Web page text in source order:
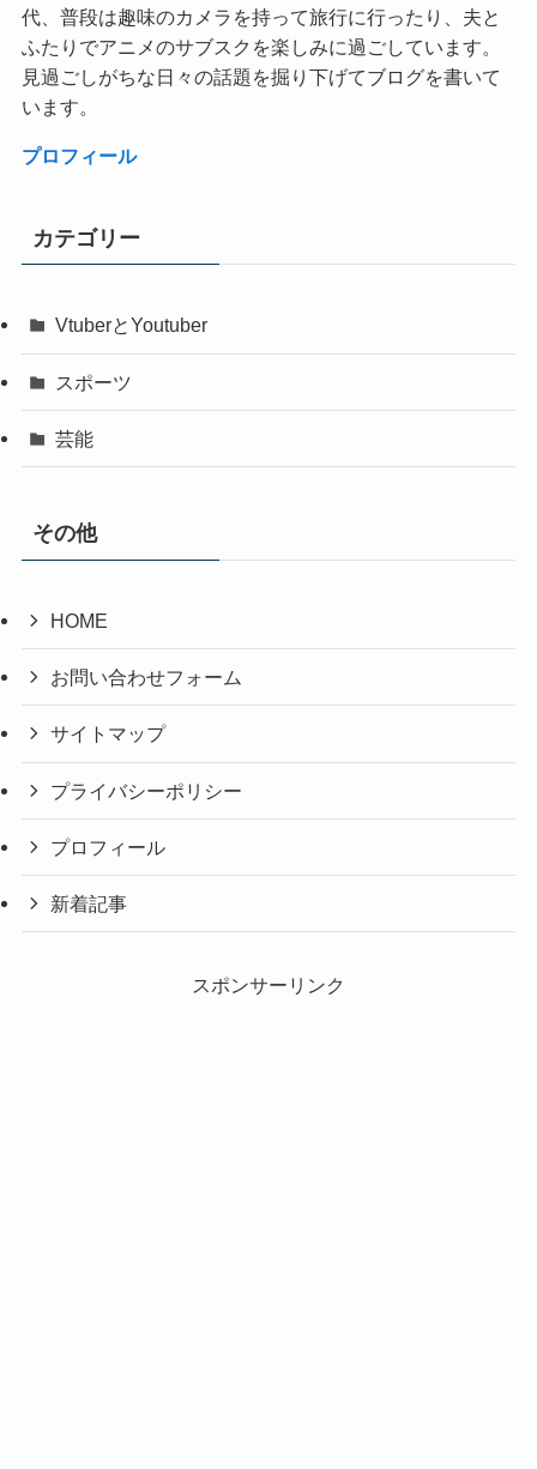
代、普段は趣味のカメラを持って旅行に行ったり、夫と
ふたりでアニメのサブスクを楽しみに過ごしています。
見過ごしがちな日々の話題を掘り下げてブログを書いて
います。
プロフィール
カテゴリー
VtuberとYoutuber
スポーツ
芸能
その他
HOME
お問い合わせフォーム
サイトマップ
プライバシーポリシー
プロフィール
新着記事
スポンサーリンク